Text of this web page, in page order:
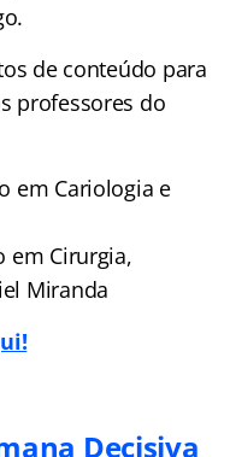
de conteúdo para
professores do
em Cariologia e
em Cirurgia,
Miranda
Decisiva